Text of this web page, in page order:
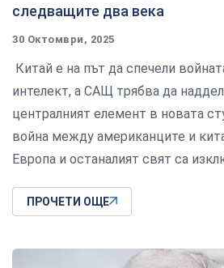
следващите два века
30 Октомври, 2025
Китай е на път да спечели
интелект, а САЩ трябва да
централният елемент в новата
война между американците и
Европа и останалият свят са
ПРОЧЕТИ ОЩЕ